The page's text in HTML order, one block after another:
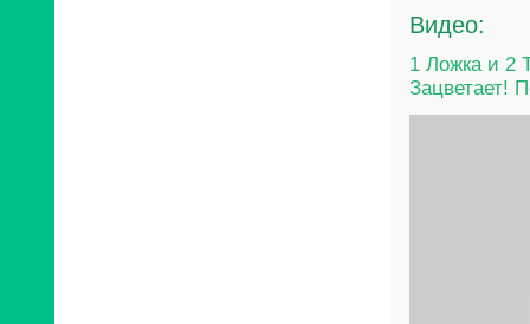
Видео:
1 Ложка и 2
Зацветает!